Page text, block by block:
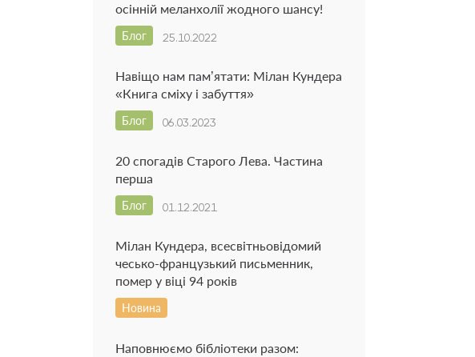
осінній меланхолії жодного шансу!
25.10.2022
Блог
Навіщо нам пам’ятати: Мілан Кундера
«Книга сміху і забуття»
06.03.2023
Блог
20 спогадів Старого Лева. Частина
перша
01.12.2021
Блог
Мілан Кундера, всесвітньовідомий
чесько-французький письменник,
помер у віці 94 років
Новина
Наповнюємо бібліотеки разом: